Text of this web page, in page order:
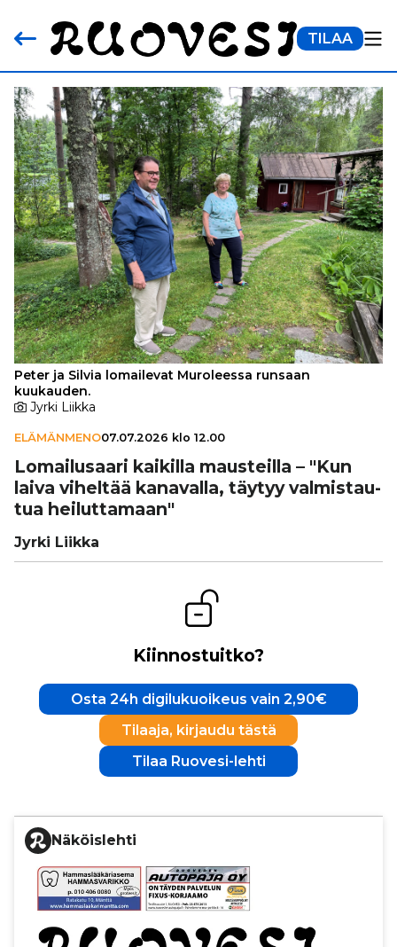
TILAA
Peter ja Silvia lomailevat Muroleessa runsaan
kuukauden.
Jyrki Liikka
ELÄMÄNMENO07.07.2026 klo 12.00
Lomai­lu­saari kaikilla maus­teilla – "Kun
laiva viheltää kanavalla, täytyy val­mis­tau­
tua hei­lut­ta­maan"
Jyrki Liikka
Kiinnostuitko?
Osta 24h digilukuoikeus vain 2,90€
Tilaaja, kirjaudu tästä
Tilaa Ruovesi-lehti
Näköislehti